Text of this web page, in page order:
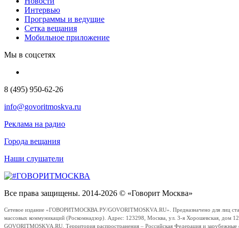
Интервью
Программы и ведущие
Сетка вещания
Мобильное приложение
Мы в соцсетях
8 (495) 950-62-26
info@govoritmoskva.ru
Реклама на радио
Города вещания
Наши слушатели
Все права защищены. 2014-2026 © «Говорит Москва»
Сетевое издание «ГОВОРИТМОСКВА.РУ/GOVORITMOSKVA.RU». Предназначено для лиц
массовых коммуникаций (Роскомнадзор). Адрес: 123298, Москва, ул. 3-я Хорошевская,
GOVORITMOSKVA.RU. Территория распространения – Российская Федерация и